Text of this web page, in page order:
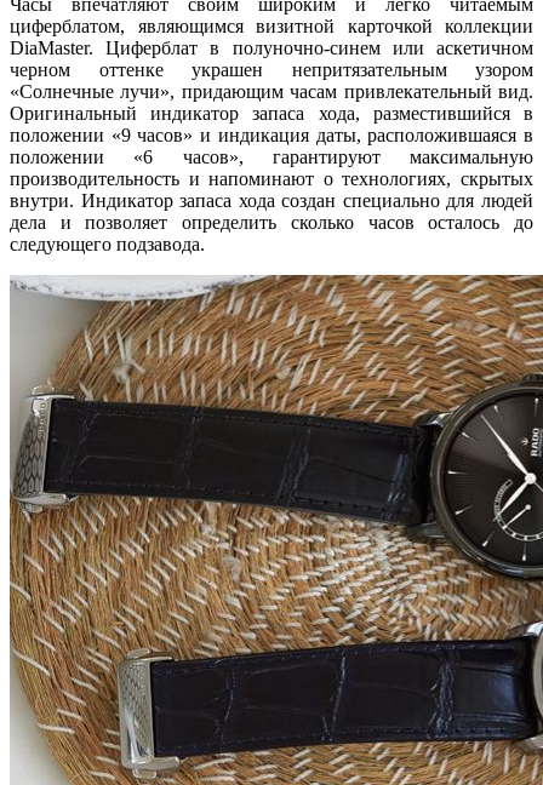
циферблатом, являющимся визитной карточкой коллекции
DiaMaster. Циферблат в полуночно-синем или аскетичном
черном оттенке украшен непритязательным узором
«Солнечные лучи», придающим часам привлекательный вид.
Оригинальный индикатор запаса хода, разместившийся в
положении «9 часов» и индикация даты, расположившаяся в
положении «6 часов», гарантируют максимальную
производительность и напоминают о технологиях, скрытых
внутри. Индикатор запаса хода создан специально для людей
дела и позволяет определить сколько часов осталось до
следующего подзавода.